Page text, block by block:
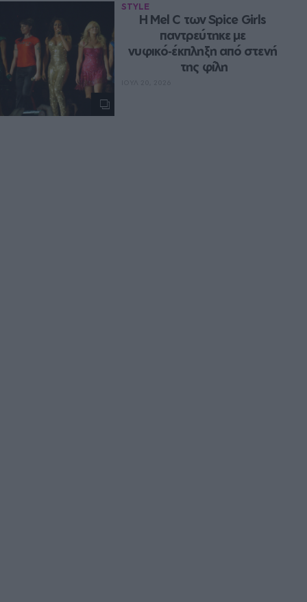
STYLE
Η Mel C των Spice Girls
παντρεύτηκε με
νυφικό‑έκπληξη από στενή
της φίλη